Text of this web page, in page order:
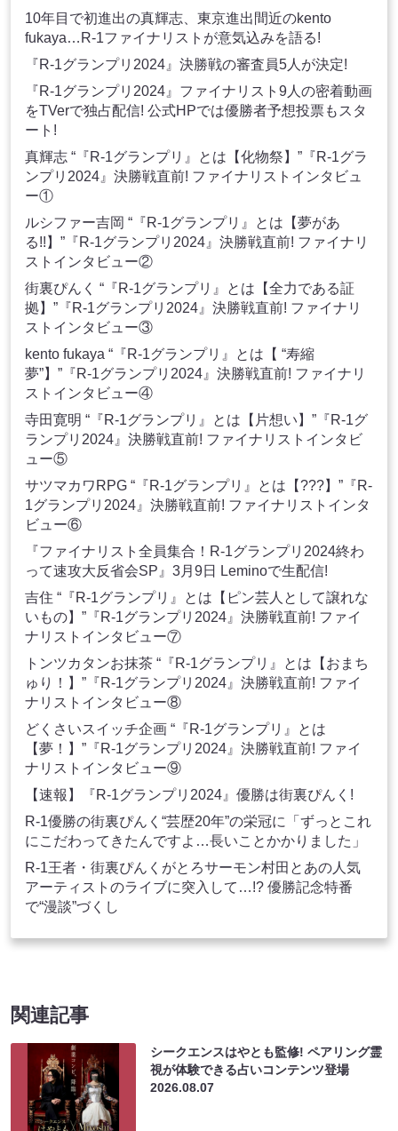
10年目で初進出の真輝志、東京進出間近のkento
fukaya…R-1ファイナリストが意気込みを語る!
『R-1グランプリ2024』決勝戦の審査員5人が決定!
『R-1グランプリ2024』ファイナリスト9人の密着動画
をTVerで独占配信! 公式HPでは優勝者予想投票もスタ
ート!
真輝志 “『R-1グランプリ』とは【化物祭】”『R-1グラ
ンプリ2024』決勝戦直前! ファイナリストインタビュ
ー①
ルシファー吉岡 “『R-1グランプリ』とは【夢があ
る!!】”『R-1グランプリ2024』決勝戦直前! ファイナリ
ストインタビュー②
街裏ぴんく “『R-1グランプリ』とは【全力である証
拠】”『R-1グランプリ2024』決勝戦直前! ファイナリ
ストインタビュー③
kento fukaya “『R-1グランプリ』とは【 “寿縮
夢”】”『R-1グランプリ2024』決勝戦直前! ファイナリ
ストインタビュー④
寺田寛明 “『R-1グランプリ』とは【片想い】”『R-1グ
ランプリ2024』決勝戦直前! ファイナリストインタビ
ュー⑤
サツマカワRPG “『R-1グランプリ』とは【???】”『R-
1グランプリ2024』決勝戦直前! ファイナリストインタ
ビュー⑥
『ファイナリスト全員集合！R-1グランプリ2024終わ
って速攻大反省会SP』3月9日 Leminoで生配信!
吉住 “『R-1グランプリ』とは【ピン芸人として譲れな
いもの】”『R-1グランプリ2024』決勝戦直前! ファイ
ナリストインタビュー⑦
トンツカタンお抹茶 “『R-1グランプリ』とは【おまち
ゅり！】”『R-1グランプリ2024』決勝戦直前! ファイ
ナリストインタビュー⑧
どくさいスイッチ企画 “『R-1グランプリ』とは
【夢！】”『R-1グランプリ2024』決勝戦直前! ファイ
ナリストインタビュー⑨
【速報】『R-1グランプリ2024』優勝は街裏ぴんく!
R-1優勝の街裏ぴんく“芸歴20年”の栄冠に「ずっとこれ
にこだわってきたんですよ…長いことかかりました」
R-1王者・街裏ぴんくがとろサーモン村田とあの人気
アーティストのライブに突入して…!? 優勝記念特番
で“漫談”づくし
関連記事
シークエンスはやとも監修! ペアリング霊
視が体験できる占いコンテンツ登場
2026.08.07